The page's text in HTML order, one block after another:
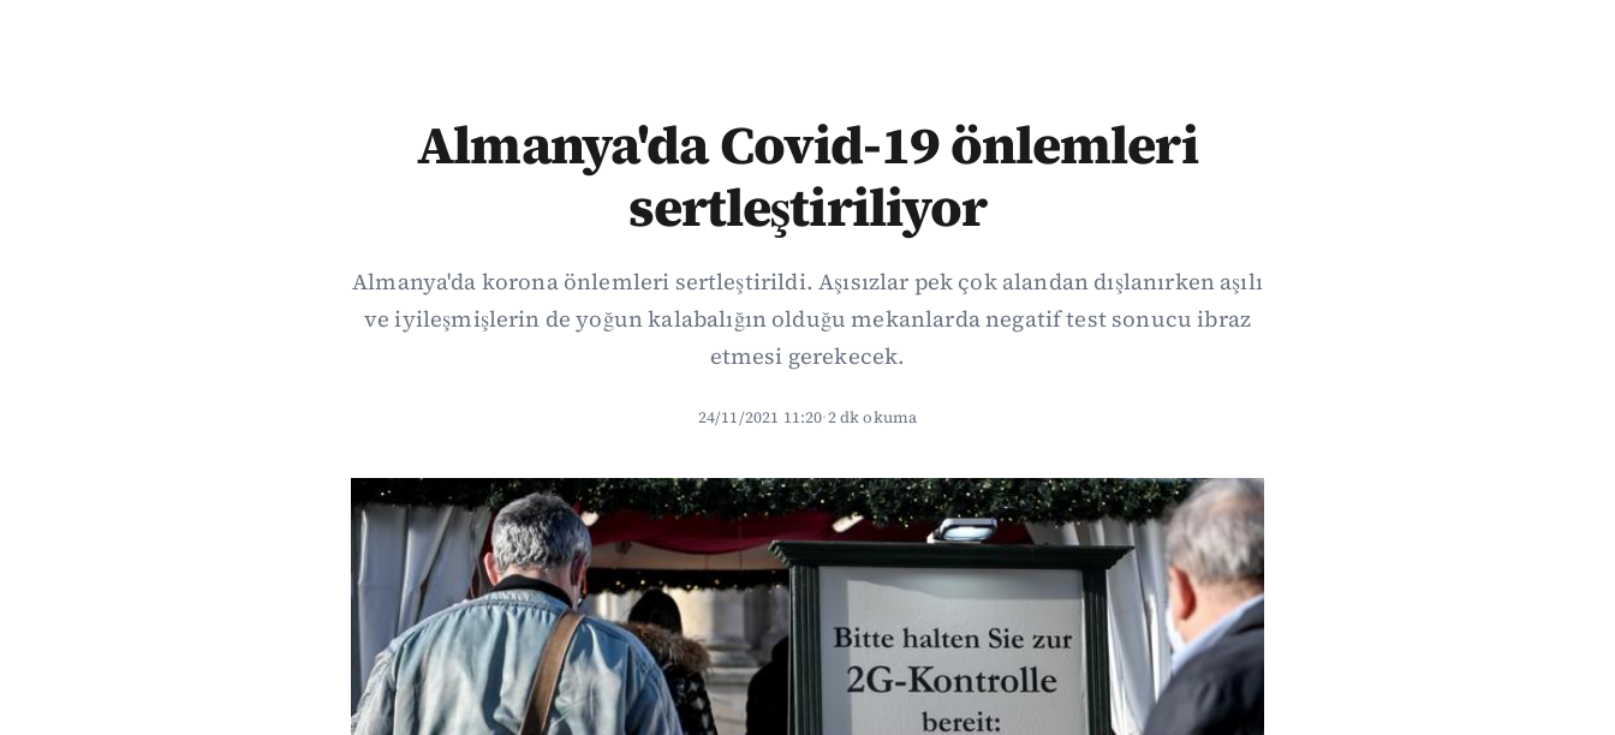
Almanya'da Covid-19 önlemleri
sertleştiriliyor
Almanya'da korona önlemleri sertleştirildi. Aşısızlar pek çok alandan dışlanırken aşılı
ve iyileşmişlerin de yoğun kalabalığın olduğu mekanlarda negatif test sonucu ibraz
etmesi gerekecek.
24/11/2021 11:20·2 dk okuma